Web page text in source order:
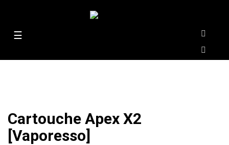
Basculer
☰
Cartouche Apex X2
[Vaporesso]